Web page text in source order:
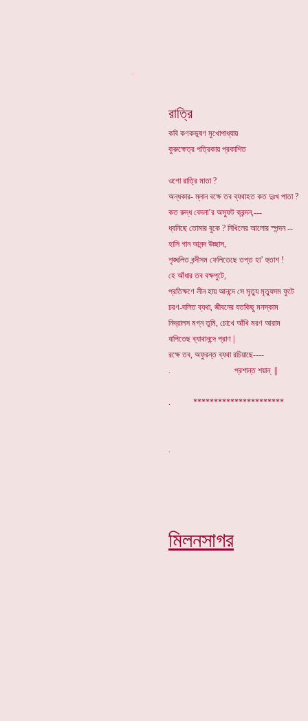
রাত্রি
কবি কণকভূষণ মুখোপাধ্যায়
কুরুক্ষেত্র পত্রিকায় প্রকাশিত
ওগো রাত্রি মাতা ?
অন্ধকার- ম্লান বক্ষে তব ব্যথাহত কত দুঃখ পাতা ?
কত রুদ্ধ বেদনা’র অস্ফুট ক্রন্দন,---
ধ্বনিছে তোমার বুকে ? নিখিলের আলোর স্পন্দন --
হাসি গান আনন্দ উচ্ছাস,
শৃঙ্ঘলিত বন্দীসম ফেলিতেছে তপ্ত হা’ হুতাশ !
হে আঁধার তব বক্ষপুটে,
প্রতিক্ষণে লীন হায় আনন্দে সে মৃত্যু মৃত্যুসম ফুটে
চরণ-দলিত ব্যথা, জীবনের যতকিছু মনস্কাম
নিদ্রালস মগ্ন তুমি, চোখে আঁখি মরণ আরাম
যাপিতেছ ব্যাথানন্দে প্রাণ |
রক্ষে তব, অফুরন্ত ব্যথা রচিয়াছে----
. প্রশান্ত শয়ান্ ||
. **********************
মিলনসাগর